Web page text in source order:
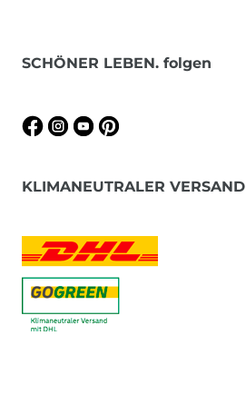
SCHÖNER LEBEN. folgen
KLIMANEUTRALER VERSAND